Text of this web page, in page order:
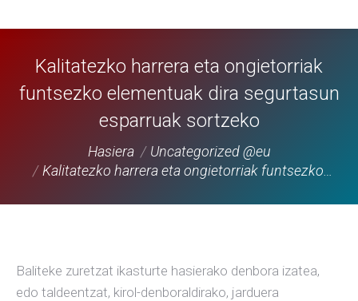
Kalitatezko harrera eta ongietorriak
funtsezko elementuak dira segurtasun
esparruak sortzeko
You are here:Hasiera
Uncategorized @eu
Kalitatezko harrera eta ongietorriak funtsezko…
Baliteke zuretzat ikasturte hasierako denbora izatea,
edo taldeentzat, kirol-denboraldirako, jarduera